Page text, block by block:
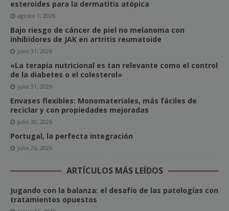
esteroides para la dermatitis atópica
agosto 1, 2026
Bajo riesgo de cáncer de piel no melanoma con
inhibidores de JAK en artritis reumatoide
julio 31, 2026
«La terapia nutricional es tan relevante como el control
de la diabetes o el colesterol»
julio 31, 2026
Envases flexibles: Monomateriales, más fáciles de
reciclar y con propiedades mejoradas
julio 30, 2026
Portugal, la perfecta integración
julio 26, 2026
ARTÍCULOS MÁS LEÍDOS
Jugando con la balanza: el desafío de las patologías con
tratamientos opuestos